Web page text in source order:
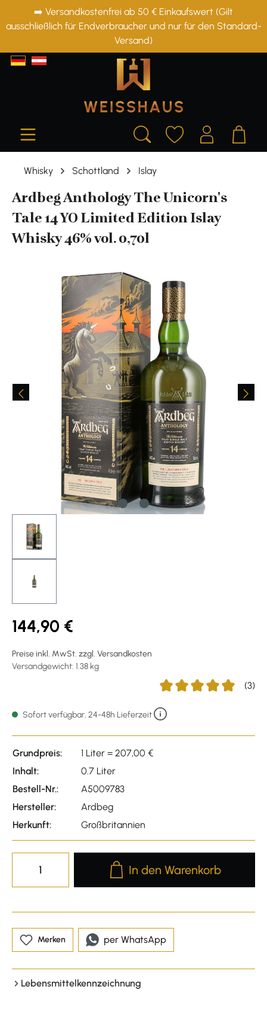
springen
➡️ Versandkostenfrei ab 50 € Einkaufswert (Gilt
ausschließlich für Endverbraucher und nur für den Standard-
Versand)
Whisky Schottland Islay
Ardbeg Anthology The Unicorn's
Tale 14 YO Limited Edition Islay
Whisky 46% vol. 0,70l
Bildergalerie überspringen
144,90 €
Preise inkl. MwSt. zzgl. Versandkosten
Versandgewicht: 1.38 kg
(3)
Sofort verfügbar, 24-48h Lieferzeit
Grundpreis:
1 Liter = 207,00 €
Inhalt:
0.7 Liter
Bestell-Nr.:
A5009783
Hersteller:
Ardbeg
Herkunft:
Großbritannien
Produkt Anzahl: Gib den
In den Warenkorb
Merken per WhatsApp
Lebensmittelkennzeichnung